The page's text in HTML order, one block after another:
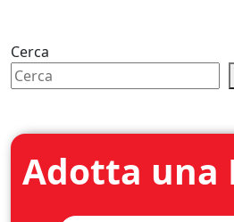
Cerca
Adotta una